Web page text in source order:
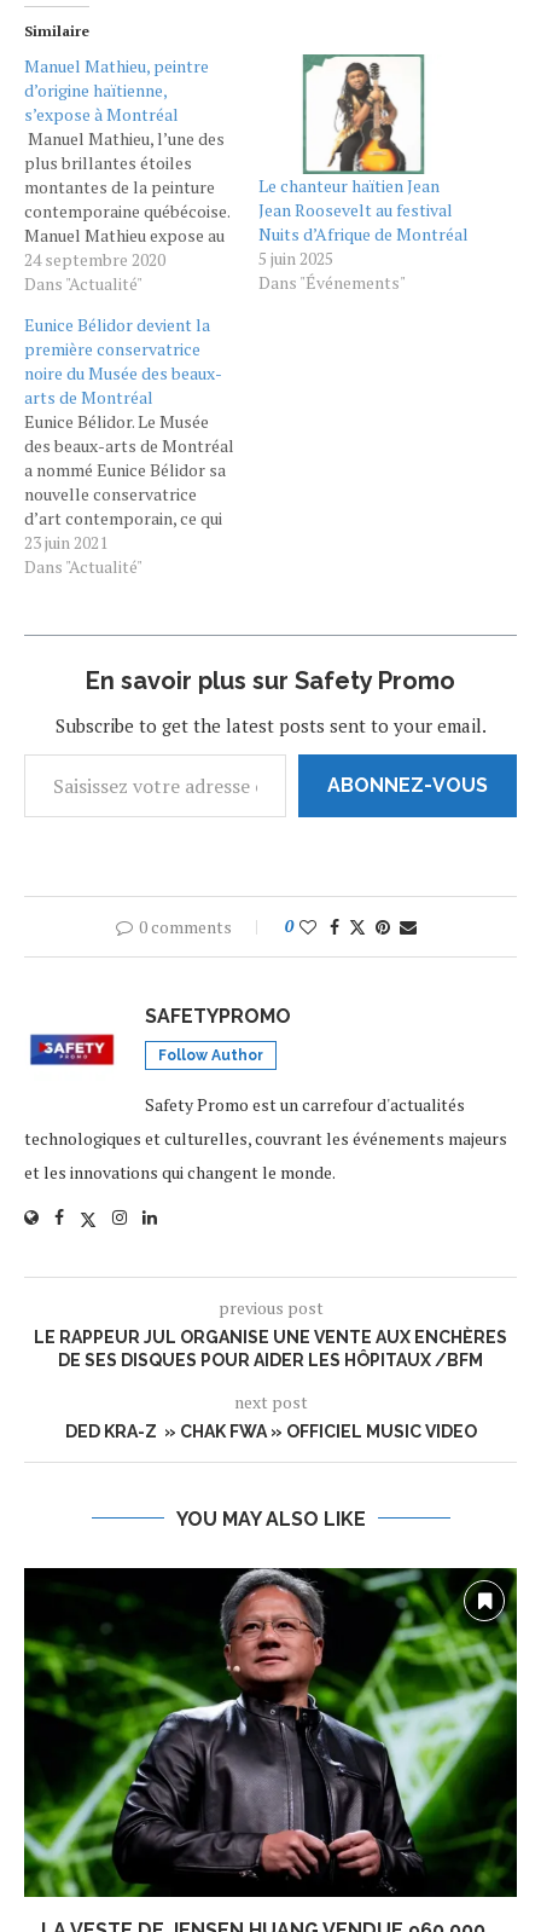
Similaire
Manuel Mathieu, peintre
d’origine haïtienne,
s’expose à Montréal
Manuel Mathieu, l’une des
plus brillantes étoiles
montantes de la peinture
contemporaine québécoise.
Manuel Mathieu expose au
Musée des Beaux Arts de
Montréal. Cet artiste
a découvert la peinture à
quinze ans. Il rejoint sa
grand-mère qui vit à
Montréal pour y
commencer des études
d'art qu'il…
24 septembre 2020
Dans "Actualité"
Le chanteur haïtien Jean
Jean Roosevelt au festival
Nuits d’Afrique de Montréal
5 juin 2025
Dans "Événements"
Eunice Bélidor devient la
première conservatrice
noire du Musée des beaux-
arts de Montréal
Eunice Bélidor. Le Musée
des beaux-arts de Montréal
a nommé Eunice Bélidor sa
nouvelle conservatrice
d’art contemporain, ce qui
en fait la première
conservatrice noire à
« Quand je venais au musée,
ressemblent travaillaient
23 juin 2021
Dans "Actualité"
En savoir plus sur Safety Promo
Subscribe to get the latest posts sent to your email.
ABONNEZ-VOUS
0 comments 0
SAFETYPROMO
Follow Author
Safety Promo est un carrefour d'actualités
technologiques et culturelles, couvrant les événements majeurs
et les innovations qui changent le monde.
previous post
LE RAPPEUR JUL ORGANISE UNE VENTE AUX ENCHÈRES
DE SES DISQUES POUR AIDER LES HÔPITAUX /BFM
next post
DED KRA-Z » CHAK FWA » OFFICIEL MUSIC VIDEO
YOU MAY ALSO LIKE